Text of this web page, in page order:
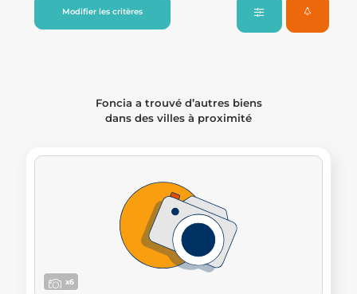
Modifier les critères
Foncia a trouvé d’autres biens
dans des villes à proximité
x6